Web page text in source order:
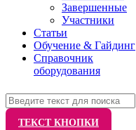
Завершенные
Участники
Статьи
Обучение & Гайдинг
Справочник
оборудования
Поиск
ТЕКСТ КНОПКИ